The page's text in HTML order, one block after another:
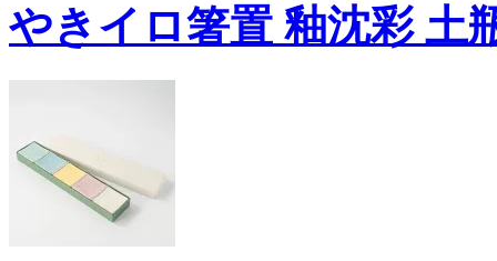
やきイロ箸置 釉沈彩 土